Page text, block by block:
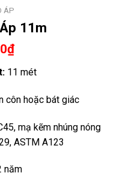
ÁP
11m
₫
11 mét
côn hoặc bát giác
mạ kẽm nhúng nóng
ASTM A123
năm